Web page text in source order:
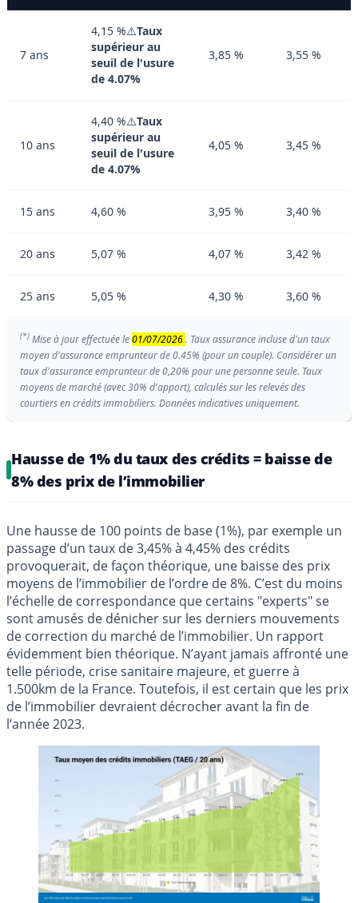
7 ans
4,15 %⚠️Taux
supérieur au
seuil de l'usure
de 4.07%
3,85 % 3,55 %
10 ans
4,40 %⚠️Taux
supérieur au
seuil de l'usure
de 4.07%
4,05 % 3,45 %
15 ans 4,60 % 3,95 % 3,40 %
20 ans 5,07 % 4,07 % 3,42 %
25 ans 5,05 % 4,30 % 3,60 %
(*) Mise à jour effectuée le01/07/2026. Taux assurance incluse d'un taux
moyen d'assurance emprunteur de 0.45% (pour un couple). Considérer un
taux d'assurance emprunteur de 0,20% pour une personne seule. Taux
moyens de marché (avec 30% d'apport), calculés sur les relevés des
courtiers en crédits immobiliers. Données indicatives uniquement.
Hausse de 1% du taux des crédits = baisse de
8% des prix de l’immobilier
Une hausse de 100 points de base (1%), par exemple un
passage d’un taux de 3,45% à 4,45% des crédits
provoquerait, de façon théorique, une baisse des prix
moyens de l’immobilier de l’ordre de 8%. C’est du moins
l’échelle de correspondance que certains "experts" se
sont amusés de dénicher sur les derniers mouvements
de correction du marché de l’immobilier. Un rapport
évidemment bien théorique. N’ayant jamais affronté une
telle période, crise sanitaire majeure, et guerre à
1.500km de la France. Toutefois, il est certain que les prix
de l’immobilier devraient décrocher avant la fin de
l’année 2023.